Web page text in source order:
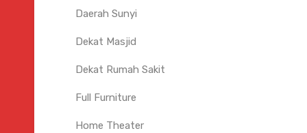
Daerah Sunyi
Dekat Masjid
Dekat Rumah Sakit
Full Furniture
Home Theater